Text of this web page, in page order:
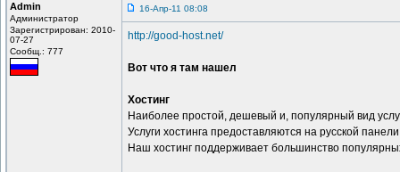
Admin
Администратор
Зарегистрирован: 2010-
07-27
Сообщ.: 777
16-Апр-11 08:08
http://good-host.net/
Вот что я там нашел
Хостинг
Наиболее простой, дешевый и, популярный вид
Услуги хостинга предоставляются на русской
Наш хостинг поддерживает большинство